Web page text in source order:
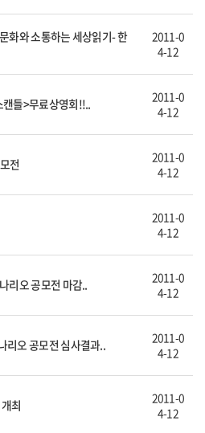
화와 소통하는 세상읽기- 한
2011-0
4-12
캔들>무료상영회!!..
2011-0
4-12
전
2011-0
4-12
2011-0
4-12
리오 공모전 마감..
2011-0
4-12
리오 공모전 심사결과..
2011-0
4-12
최
2011-0
4-12